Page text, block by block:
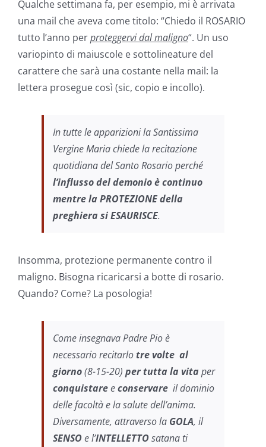
Qualche settimana fa, per esempio, mi è arrivata
una mail che aveva come titolo: “Chiedo il ROSARIO
tutto l’anno perproteggervi dal maligno“. Un uso
variopinto di maiuscole e sottolineature del
carattere che sarà una costante nella mail: la
lettera prosegue così (sic, copio e incollo).
In tutte le apparizioni la Santissima
Vergine Maria chiede la recitazione
quotidiana del Santo Rosario perché
l’influsso del demonio è continuo
mentre la PROTEZIONE della
preghiera si ESAURISCE.
Insomma, protezione permanente contro il
maligno. Bisogna ricaricarsi a botte di rosario.
Quando? Come? La posologia!
Come insegnava Padre Pio è
necessario recitarlotre volte al
giorno(8-15-20) per tutta la vitaper
conquistareeconservare il dominio
delle facoltà e la salute dell’anima.
Diversamente, attraverso la GOLA, il
SENSOe l’INTELLETTOsatana ti